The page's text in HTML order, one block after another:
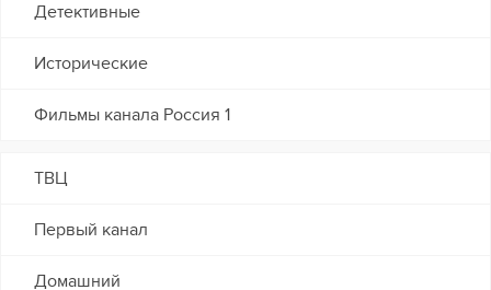
Детективные
Исторические
Фильмы канала Россия 1
ТВЦ
Первый канал
Домашний